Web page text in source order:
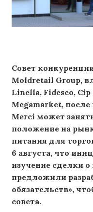
Совет
Moldretail Group,
Linella, Fidesco,
Megamarket,
Merci может
положение на
питания для
6 августа, что
изучение сделки
предложили
обязательств»,
совета.